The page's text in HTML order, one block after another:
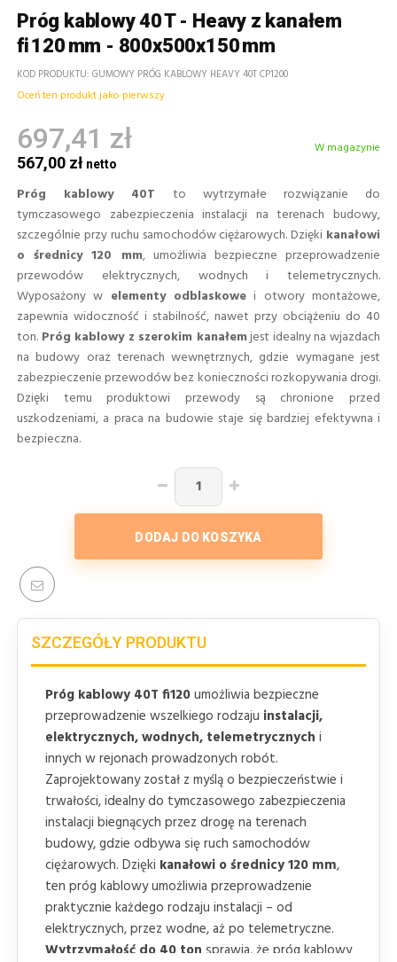
Próg kablowy 40 T - Heavy z kanałem
fi 120 mm - 800x500x150 mm
KOD PRODUKTU GUMOWY PRÓG KABLOWY HEAVY 40T CP1200
Oceń ten produkt jako pierwszy
697,41 zł
567,00 zł
W magazynie
Próg kablowy 40T to wytrzymałe rozwiązanie do
tymczasowego zabezpieczenia instalacji na terenach budowy,
szczególnie przy ruchu samochodów ciężarowych. Dzięki kanałowi
o średnicy 120 mm, umożliwia bezpieczne przeprowadzenie
przewodów elektrycznych, wodnych i telemetrycznych.
Wyposażony w elementy odblaskowe i otwory montażowe,
zapewnia widoczność i stabilność, nawet przy obciążeniu do 40
ton. Próg kablowy z szerokim kanałemjest idealny na wjazdach
na budowy oraz terenach wewnętrznych, gdzie wymagane jest
zabezpieczenie przewodów bez konieczności rozkopywania drogi.
Dzięki temu produktowi przewody są chronione przed
uszkodzeniami, a praca na budowie staje się bardziej efektywna i
bezpieczna.
DODAJ DO KOSZYKA
SZCZEGÓŁY PRODUKTU
Próg kablowy 40T fi120umożliwia bezpieczne
przeprowadzenie wszelkiego rodzaju instalacji,
elektrycznych, wodnych, telemetrycznych i
innych w rejonach prowadzonych robót.
Zaprojektowany został z myślą o bezpieczeństwie i
trwałości, idealny do tymczasowego zabezpieczenia
instalacji biegnących przez drogę na terenach
budowy, gdzie odbywa się ruch samochodów
ciężarowych. Dzięki kanałowi o średnicy 120 mm,
ten próg kablowy umożliwia przeprowadzenie
praktycznie każdego rodzaju instalacji – od
elektrycznych, przez wodne, aż po telemetryczne.
Wytrzymałość do 40 ton sprawia, że próg kablowy